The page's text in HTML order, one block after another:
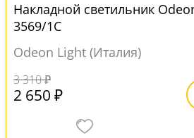
Накладной светильник
3569/1C
Odeon Light (Италия)
3 310 ₽
2 650 ₽